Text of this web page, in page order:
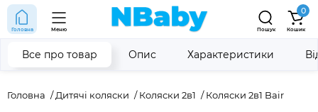
Головна Меню Пошук
0
Кошик
Головна Дитячі коляски Коляски 2в1 Коляски 2в1 Bair
Все про товар Опис Характеристики